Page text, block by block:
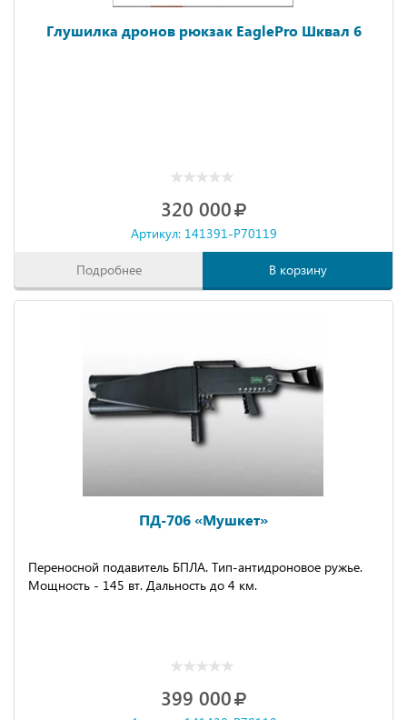
Глушилка дронов рюкзак EaglePro Шквал 6
320 000
Артикул: 141391-P70119
Подробнее В корзину
ПД-706 «Мушкет»
Переносной подавитель БПЛА. Тип-антидроновое ружье.
Мощность - 145 вт. Дальность до 4 км.
399 000